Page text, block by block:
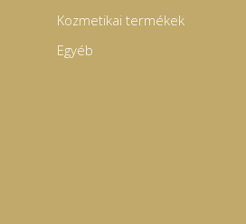
Kozmetikai termékek
Egyéb